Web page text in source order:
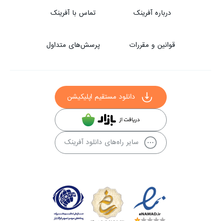
درباره آفرینک تماس با آفرینک
قوانین و مقررات پرسش‌های متداول
دانلود مستقیم اپلیکیشن
سایر راه‌های دانلود آفرینک